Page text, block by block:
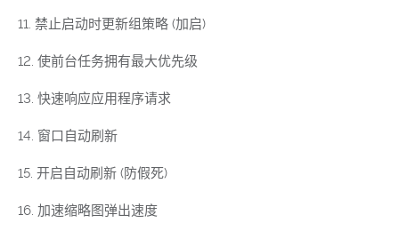
11. 禁止启动时更新组策略 (加启)
12. 使前台任务拥有最大优先级
13. 快速响应应用程序请求
14. 窗口自动刷新
15. 开启自动刷新 (防假死)
16. 加速缩略图弹出速度